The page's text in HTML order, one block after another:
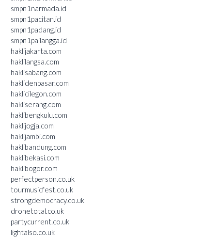
smpn1narmada.id
smpn1pacitan.id
smpn1padang.id
smpn1pailangga.id
haklijakarta.com
haklilangsa.com
haklisabang.com
haklidenpasar.com
haklicilegon.com
hakliserang.com
haklibengkulu.com
haklijogja.com
haklijambi.com
haklibandung.com
haklibekasi.com
haklibogor.com
perfectperson.co.uk
tourmusicfest.co.uk
strongdemocracy.co.uk
dronetotal.co.uk
partycurrent.co.uk
lightalso.co.uk